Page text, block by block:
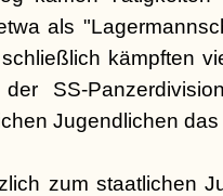
als
kämpften
SS-
Jugendlichen
zum staatlichen